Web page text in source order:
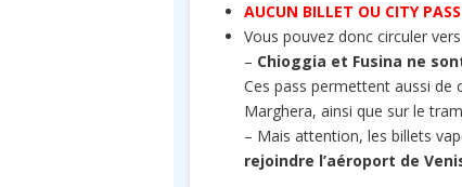
AUCUN BILLET OU CITY
Vous pouvez donc circuler
– Chioggia et Fusina ne
Ces pass permettent aussi de
Marghera, ainsi que sur le
– Mais attention, les billets
rejoindre l’aéroport de